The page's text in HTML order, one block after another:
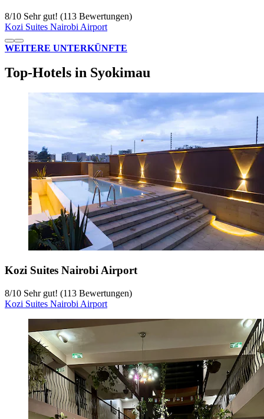
8/10 Sehr gut! (113 Bewertungen)
Kozi Suites Nairobi Airport
WEITERE UNTERKÜNFTE
Top-Hotels in Syokimau
Kozi Suites Nairobi Airport
8/10 Sehr gut! (113 Bewertungen)
Kozi Suites Nairobi Airport